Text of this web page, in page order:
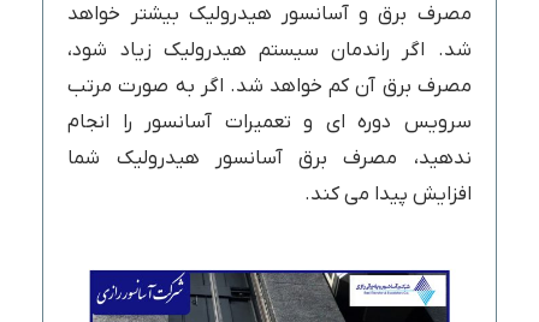
مصرف برق و آسانسور هیدرولیک بیشتر خواهد
شد. اگر راندمان سیستم هیدرولیک زیاد شود،
مصرف برق آن کم خواهد شد. اگر به صورت مرتب
سرویس دوره ای و تعمیرات آسانسور را انجام
ندهید، مصرف برق آسانسور هیدرولیک شما
افزایش پیدا می کند.